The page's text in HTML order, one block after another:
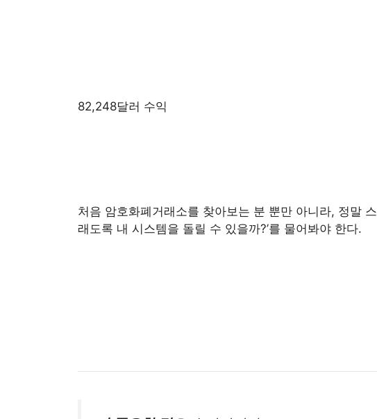
82,248달러 수익
처음 암호화폐거래소를 찾아보는 분 뿐만 아니라, 정말
래도록 내 시스템을 돌릴 수 있을까?’를 물어봐야 한다.